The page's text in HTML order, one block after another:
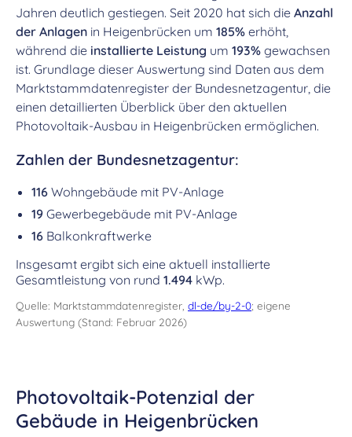
Jahren deutlich gestiegen. Seit 2020 hat sich die Anzahl
der Anlagen in Heigenbrücken um 185% erhöht,
während die installierte Leistung um 193% gewachsen
ist. Grundlage dieser Auswertung sind Daten aus dem
Marktstammdatenregister der Bundesnetzagentur, die
einen detaillierten Überblick über den aktuellen
Photovoltaik-Ausbau in Heigenbrücken ermöglichen.
Zahlen der Bundesnetzagentur:
116 Wohngebäude mit PV-Anlage
19 Gewerbegebäude mit PV-Anlage
16 Balkonkraftwerke
Insgesamt ergibt sich eine aktuell installierte
Gesamtleistung von rund 1.494 kWp.
Quelle: Marktstammdatenregister, dl-de/by-2-0; eigene
Auswertung (Stand: Februar 2026)
Photovoltaik-Potenzial der
Gebäude in Heigenbrücken